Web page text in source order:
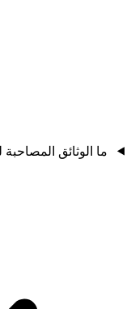
ما الوثائق